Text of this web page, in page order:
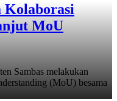
Kolaborasi
MoU
Sambas melakukan
(MoU) besama